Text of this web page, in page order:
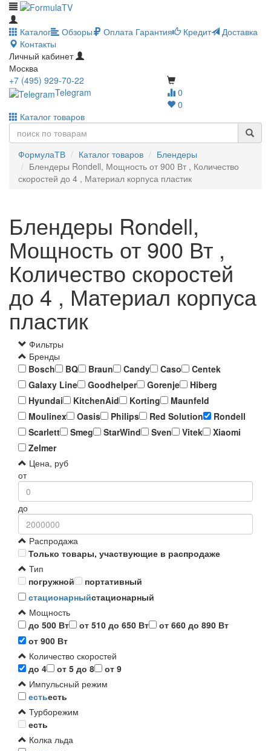
Каталог Обзоры Оплата Гарантия Кредит
Доставка
Контакты
Личный кабинет
Москва
0
0
+7 (495) 929-70-22
Telegram
Каталог товаров
ФормулаТВ Каталог товаров
Блендеры
Блендеры Rondell, Мощность от 900 Вт , Количество
скоростей до 4 , Материал корпуса пластик
Блендеры Rondell,
Мощность от 900 Вт ,
Количество скоростей
до 4 , Материал корпуса
пластик
Фильтры
Бренды
Bosch
BQ Braun Candy Caso
Centek
Galaxy Line
Goodhelper Gorenje
Hiberg
Hyundai
KitchenAid Korting
Maunfeld
Moulinex
Oasis Philips Red Solution
Rondell
Scarlett
Smeg StarWind Sven Vitek
Xiaomi
Zelmer
Цена, руб
от
до
Распродажа
Только товары, участвующие в распродаже
Тип
погружной
портативный
стационарныйстационарный
Мощность
до 500 Вт
от 510 до 650 Вт
от 660 до 890 Вт
от 900 Вт
Количество скоростей
до 4
от 5 до 8
от 9
Импульсный режим
естьесть
Турборежим
есть
Колка льда